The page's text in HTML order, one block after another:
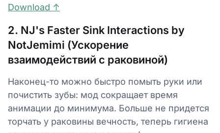
Download ↑
2. NJ's Faster Sink Interactions by
NotJemimi (Ускорение
взаимодействий с раковиной)
Наконец-то можно быстро помыть руки или
почистить зубы: мод сокращает время
анимации до минимума. Больше не придется
торчать у раковины вечность, теперь гигиена